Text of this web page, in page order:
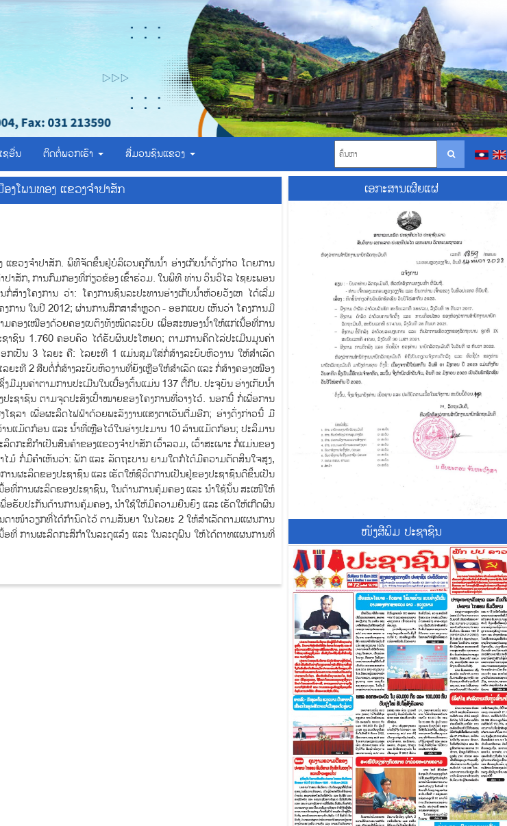
ຊອື່ນ ຕິດຕໍ່ພວກເຮົາ ສື່ມວນຊົນແຂວງ
ອງໂພນທອງ ແຂວງຈຳປາສັກ
ງຈຳປາສັກ.​ ພິທີຈັດຂຶ້ນຢູ່ບໍລິເວນຄູກັນນໍ້າ​ ອ່າງເກັບນໍ້າດັ່ງກ່າວ​ ໂດຍການ
ປາສັກ,​ ​ການກົມກອງທີ່ກ່ຽວຂ້ອງ ເຂົ້າຮ່ວມ.​ ໃນພິທີ​ ທ່ານ​ ວິນວິໄລ ໄຊຍະພອນ
າງໂຄງການ ວ່າ: ໂຄງການຊົນລະປະທານອ່າງເກັບນໍ້າຫ້ວຍວັງເຫ ໄດ້ເລີ່ມ
ການ ໃນປີ 2012; ຜ່ານການສຶກສາສໍາຫຼວດ​ - ອອກແບບ ເຫັນວ່າ ໂຄງການມີ
ມຄອງເໝືອງດ້ວຍຄອງເບຕົງທັງໝົດລະບົບ ເພື່ອສະໜອງນໍ້າໃຫ້ແກ່ເນື້ອທີ່ການ
າຊົນ 1.760 ຄອບຄົວ ໄດ້ຮັບຜົນປະໂຫຍດ; ຕາມການຄິດໄລ່ປະເມີນມູນຄ່າ
ເປັນ 3 ໄລຍະ ຄື: ໄລຍະທີ​ 1 ແມ່ນສຸມໃສ່ກໍ່ສ້າງລະບົບຫົວງານ ໃຫ້ສໍາເລັດ​
ະທີ 2 ສືບຕໍ່ກໍ່ສ້າງລະບົບຫົວງານທີ່ຍັງເຫຼືອໃຫ້ສໍາເລັດ ແລະ ກໍ່ສ້າງຄອງເໝືອງ
ມູນຄ່າຕາມການປະເມີນໃນເບື້ອງຕົ້ນແມ່ນ 137 ຕື້ກີບ​.​ ປະຈຸບັນ ອ່າງເກັບນໍ້າ
ຊາຊົນ ຕາມຈຸດປະສົງເປົ້າໝາຍຂອງໂຄງການທີ່ວາງໄວ້.​ ນອກນີ້​ ກໍ່ເພື່ອການ
ລາ ເພື່ອຜະລິດໄຟຟ້າດ້ວຍພະລັງງານແສງຕາເວັນຕື່ມອີກ; ອ່າງດັ່ງກ່າວນີ້ ມີ
ແມັດກ້ອນ ແລະ ນໍ້າທີ່ເຫຼືອໄວ້ໃນອ່າງປະມານ 10 ລ້ານແມັດກ້ອນ; ປະລິມານ
ກະສິກຳເປັນສີນຄ້າຂອງແຂວງຈຳປາສັກ ເວົ້າລວມ,​ ເວົ້າສະເພາະ ກໍ່ແມ່ນຂອງ
ມ້​ ກໍ່ມີຄຳເຫັນວ່າ​: ພັກ ແລະ ລັດຖະບານ ຍາມໃດກໍໄດ້ມີຄວາມຕັດສິນໃຈສູງ,​
ນຜະລິດຂອງປະຊາຊົນ ແລະ ເຮັດໃຫ້ຊີວິດການເປັນຢູ່ຂອງປະຊາຊົນດີຂຶ້ນເປັນ
ທີ່ການຜະລິດຂອງປະຊາຊົນ,​ ໃນດ້ານການຄຸ້ມຄອງ ແລະ ນຳໃຊ້ນັ້ນ ສະເໜີໃຫ້​
ອຮັບປະກັນດ້ານການຄຸ້ມຄອງ,​ ນໍາໃຊ້ໃຫ້ມີຄວາມຍືນຍົງ ແລະ ເຮັດໃຫ້ເກີດຜົນ
ໜ້າວຽກທີ່ໄດ້ກຳນົດໄວ້ ຕາມສັນຍາ ໃນໄລຍະ 2 ໃຫ້ສໍາເລັດຕາມແຜນການ
ທີ່ ການຜະລິດກະສິກຳໃນລະດູແລ້ງ ແລະ ໃນລະດູຝົນ ໃຫ້ໄດ້ຕາທແຜນການທີ່
ເອກະສານເຜີຍແຜ່
ໜັງສີພິມ ປະຊາຊົນ